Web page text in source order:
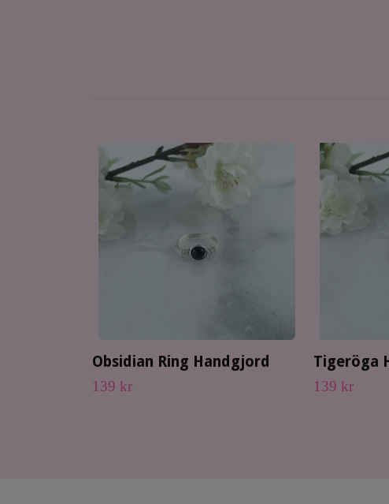
Obsidian Ring Handgjord
139 kr
Tigeröga
139 kr